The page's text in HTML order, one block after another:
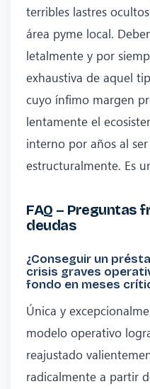
terribles lastres
área pyme local.
letalmente y por
exhaustiva de aquel
cuyo ínfimo margen
lentamente el
interno por años al
estructuralmente. Es
FAQ – Preguntas
deudas
¿Conseguir un
crisis graves
fondo en meses
Única y
modelo operativo
reajustado
radicalmente a partir